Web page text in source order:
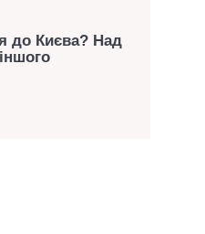
до Києва? Над